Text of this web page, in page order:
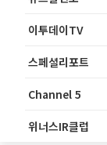
이투데이TV
스페셜리포트
Channel 5
위너스IR클럽